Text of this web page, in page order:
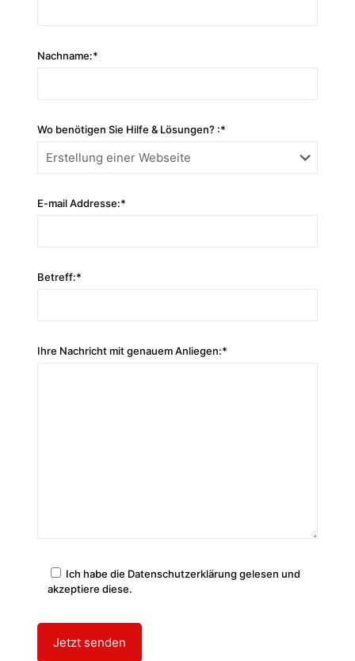
Nachname:*
Wo benötigen Sie Hilfe & Lösungen? :*
E-mail Addresse:*
Betreff:*
Ihre Nachricht mit genauem Anliegen:*
Ich habe die Datenschutzerklärung gelesen und
akzeptiere diese.